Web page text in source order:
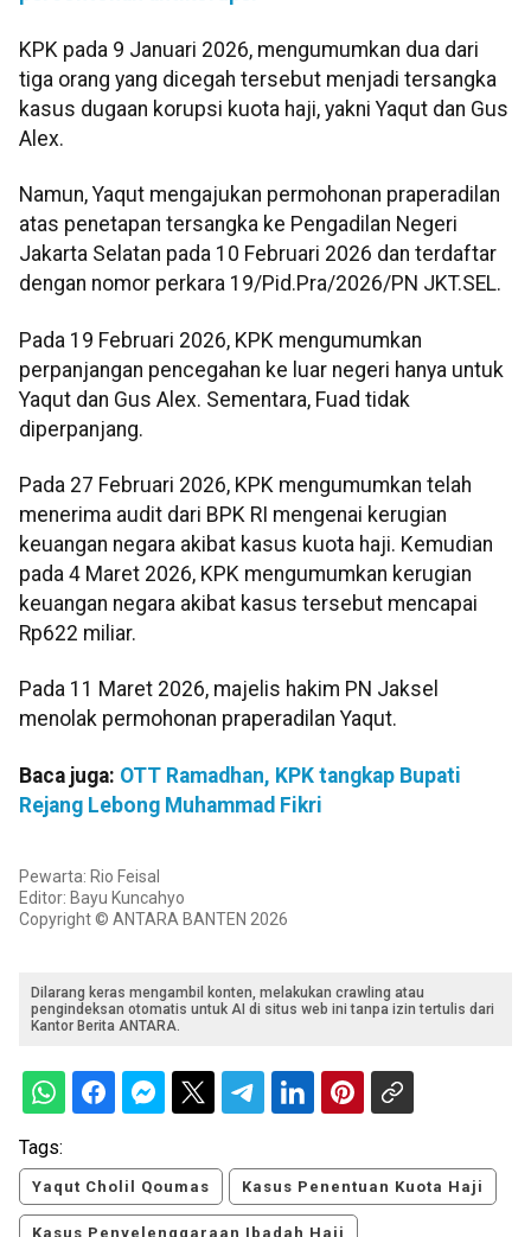
KPK pada 9 Januari 2026, mengumumkan dua dari
tiga orang yang dicegah tersebut menjadi tersangka
kasus dugaan korupsi kuota haji, yakni Yaqut dan Gus
Alex.
Namun, Yaqut mengajukan permohonan praperadilan
atas penetapan tersangka ke Pengadilan Negeri
Jakarta Selatan pada 10 Februari 2026 dan terdaftar
dengan nomor perkara 19/Pid.Pra/2026/PN JKT.SEL.
Pada 19 Februari 2026, KPK mengumumkan
perpanjangan pencegahan ke luar negeri hanya untuk
Yaqut dan Gus Alex. Sementara, Fuad tidak
diperpanjang.
Pada 27 Februari 2026, KPK mengumumkan telah
menerima audit dari BPK RI mengenai kerugian
keuangan negara akibat kasus kuota haji. Kemudian
pada 4 Maret 2026, KPK mengumumkan kerugian
keuangan negara akibat kasus tersebut mencapai
Rp622 miliar.
Pada 11 Maret 2026, majelis hakim PN Jaksel
menolak permohonan praperadilan Yaqut.
Baca juga: OTT Ramadhan, KPK tangkap Bupati
Rejang Lebong Muhammad Fikri
Pewarta: Rio Feisal
Editor: Bayu Kuncahyo
Copyright © ANTARA BANTEN 2026
Dilarang keras mengambil konten, melakukan crawling atau
pengindeksan otomatis untuk AI di situs web ini tanpa izin tertulis dari
Kantor Berita ANTARA.
Tags:
Yaqut Cholil Qoumas Kasus Penentuan Kuota Haji
Kasus Penyelenggaraan Ibadah Haji